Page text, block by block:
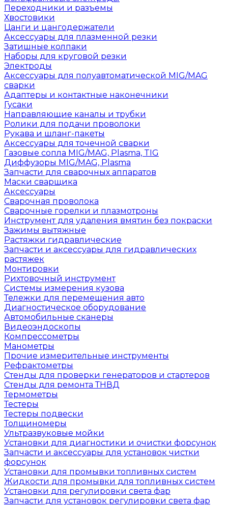
Переходники и разъемы
Хвостовики
Цанги и цангодержатели
Аксессуары для плазменной резки
Затишные колпаки
Наборы для круговой резки
Электроды
Аксессуары для полуавтоматической MIG/MAG
сварки
Адаптеры и контактные наконечники
Гусаки
Направляющие каналы и трубки
Ролики для подачи проволоки
Рукава и шланг-пакеты
Аксессуары для точечной сварки
Газовые сопла MIG/MAG, Plasma, TIG
Диффузоры MIG/MAG, Plasma
Запчасти для сварочных аппаратов
Маски сварщика
Аксессуары
Сварочная проволока
Сварочные горелки и плазмотроны
Инструмент для удаления вмятин без покраски
Зажимы вытяжные
Растяжки гидравлические
Запчасти и аксессуары для гидравлических
растяжек
Монтировки
Рихтовочный инструмент
Системы измерения кузова
Тележки для перемещения авто
Диагностическое оборудование
Автомобильные сканеры
Видеоэндоскопы
Компрессометры
Манометры
Прочие измерительные инструменты
Рефрактометры
Стенды для проверки генераторов и стартеров
Стенды для ремонта ТНВД
Термометры
Тестеры
Тестеры подвески
Толщиномеры
Ультразвуковые мойки
Установки для диагностики и очистки форсунок
Запчасти и аксессуары для установок чистки
форсунок
Установки для промывки топливных систем
Жидкости для промывки для топливных систем
Установки для регулировки света фар
Запчасти для установок регулировки света фар